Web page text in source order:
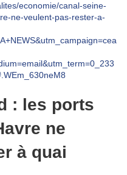
economie/canal-seine-
ne-veulent-pas-rester-a-
: les ports
ne
à quai